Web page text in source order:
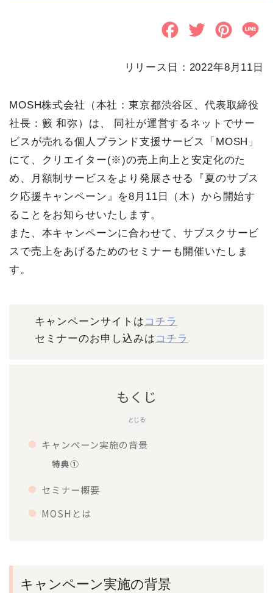
c
b
o
o
k
i
e
r
n
e
r
e
リリース日：2022年8月11日
MOSH株式会社（本社：東京都渋谷区、代表取締役
社長：籔 和弥）は、 同社が運営するネットでサー
ビスが売れる個人ブランド支援サービス「MOSH」
にて、クリエイター(※)の売上向上と安定化のた
め、月額制サービスをより発展させる『夏のサブス
ク応援キャンペーン』を8月11日（木）から開始す
ることをお知らせいたします。
また、本キャンペーンに合わせて、サブスクサービ
スで売上をあげるためのセミナーも開催いたしま
す。
キャンペーンサイトは コチラ
セミナーのお申し込みは コチラ
とじる
もくじ
キャンペーン実施の背景
特典①
セミナー概要
MOSHとは
キャンペーン実施の背景